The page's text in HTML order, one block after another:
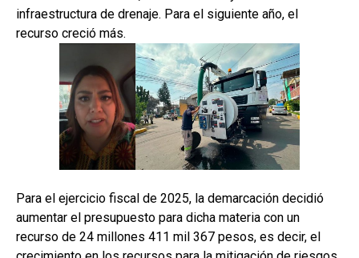
infraestructura de drenaje. Para el siguiente año, el
recurso creció más.
Para el ejercicio fiscal de 2025, la demarcación decidió
aumentar el presupuesto para dicha materia con un
recurso de 24 millones 411 mil 367 pesos, es decir, el